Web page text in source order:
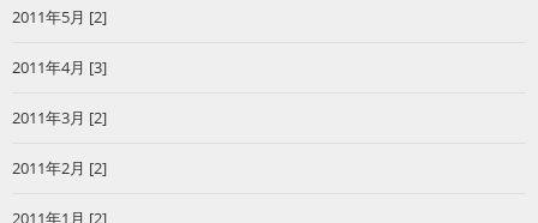
2011年5月 [2]
2011年4月 [3]
2011年3月 [2]
2011年2月 [2]
2011年1月 [2]